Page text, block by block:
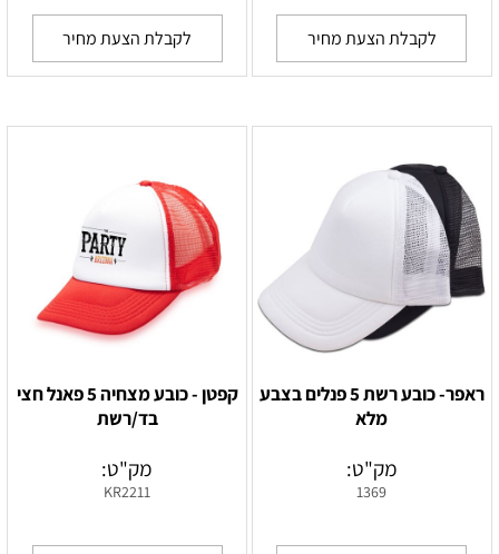
לקבלת הצעת מחיר לקבלת הצעת מחיר
ראפר- כובע רשת 5 פנלים בצבע
מלא
מק"ט:
1369
‏‏קפטן - כובע מצחיה 5 פאנל חצי
בד/רשת
מק"ט:
KR2211